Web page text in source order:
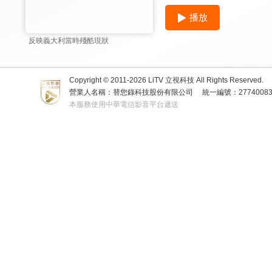
反映義大利當時殘酷現狀
播放
Copyright © 2011-2026 LiTV 立視科技 All Rights Reserved.
營業人名稱：替您錄科技股份有限公司
統一編號：
本服務使用中華電信影音平台遞送